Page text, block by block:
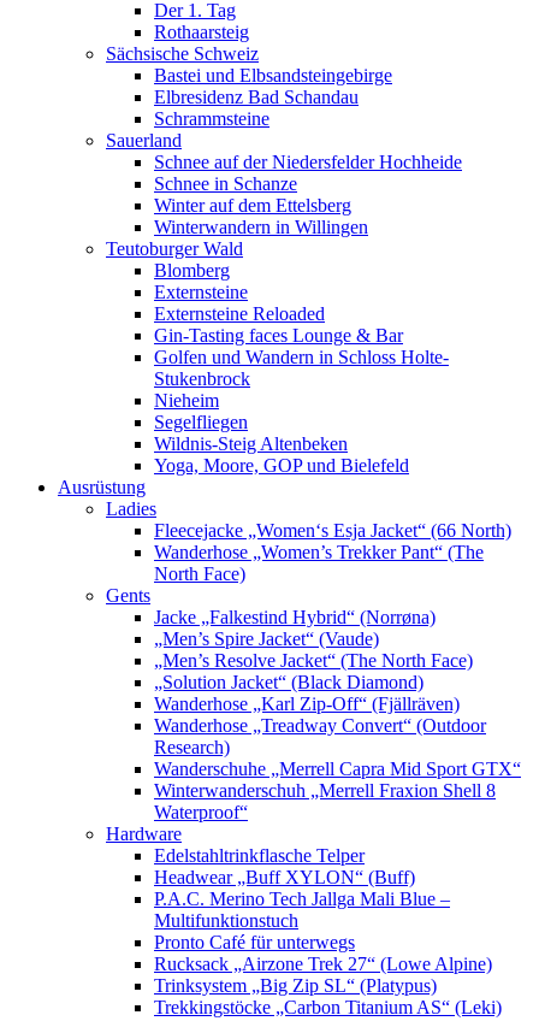
Der 1. Tag
Rothaarsteig
Sächsische Schweiz
Bastei und Elbsandsteingebirge
Elbresidenz Bad Schandau
Schrammsteine
Sauerland
Schnee auf der Niedersfelder Hochheide
Schnee in Schanze
Winter auf dem Ettelsberg
Winterwandern in Willingen
Teutoburger Wald
Blomberg
Externsteine
Externsteine Reloaded
Gin-Tasting faces Lounge & Bar
Golfen und Wandern in Schloss Holte-
Stukenbrock
Nieheim
Segelfliegen
Wildnis-Steig Altenbeken
Yoga, Moore, GOP und Bielefeld
Ausrüstung
Ladies
Fleecejacke „Women‘s Esja Jacket“ (66 North)
Wanderhose „Women’s Trekker Pant“ (The
North Face)
Gents
Jacke „Falkestind Hybrid“ (Norrøna)
„Men’s Spire Jacket“ (Vaude)
„Men’s Resolve Jacket“ (The North Face)
„Solution Jacket“ (Black Diamond)
Wanderhose „Karl Zip-Off“ (Fjällräven)
Wanderhose „Treadway Convert“ (Outdoor
Research)
Wanderschuhe „Merrell Capra Mid Sport GTX“
Winterwanderschuh „Merrell Fraxion Shell 8
Waterproof“
Hardware
Edelstahltrinkflasche Telper
Headwear „Buff XYLON“ (Buff)
P.A.C. Merino Tech Jallga Mali Blue –
Multifunktionstuch
Pronto Café für unterwegs
Rucksack „Airzone Trek 27“ (Lowe Alpine)
Trinksystem „Big Zip SL“ (Platypus)
Trekkingstöcke „Carbon Titanium AS“ (Leki)